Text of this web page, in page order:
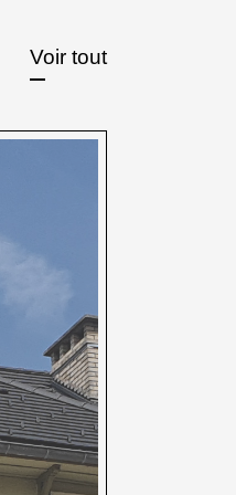
Voir tout